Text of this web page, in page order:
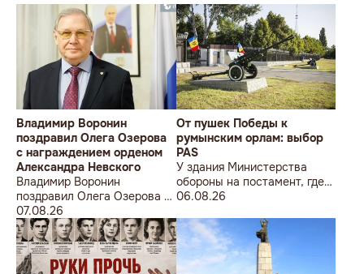
Владимир Воронин
поздравил Олега Озерова
с награждением орденом
Александра Невского
Владимир Воронин
поздравил Олега Озерова с
награждением орденом
Александра Невского
07.08.26
От пушек Победы к
румынским орлам: выбор
PAS
У здания Министерства
обороны на постамент, где
прежде стояла знаменитая
мужчина возложил букет
цветов.
06.08.26